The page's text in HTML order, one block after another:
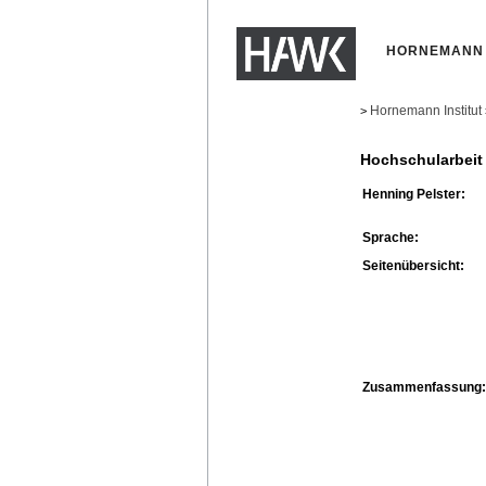
> Hornemann Institut
Hochschularbeit
Henning Pelster:
Sprache:
Seitenübersicht:
Zusammenfassung: